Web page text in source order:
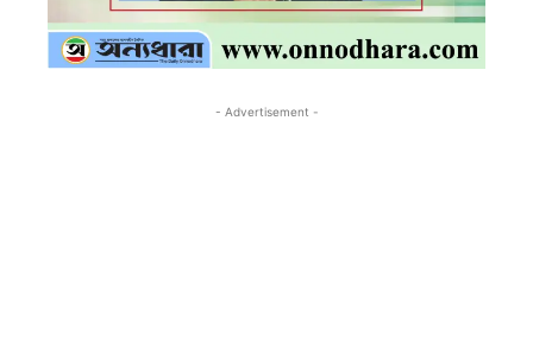
- Advertisement -